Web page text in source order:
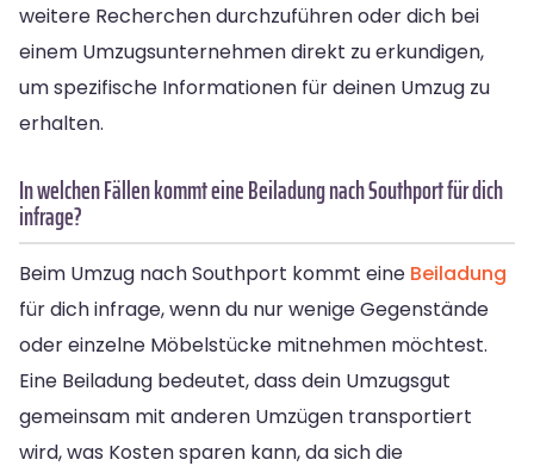
weitere Recherchen durchzuführen oder dich bei
einem Umzugsunternehmen direkt zu erkundigen,
um spezifische Informationen für deinen Umzug zu
erhalten.
In welchen Fällen kommt eine Beiladung nach Southport für dich
infrage?
Beim Umzug nach Southport kommt eine Beiladung
für dich infrage, wenn du nur wenige Gegenstände
oder einzelne Möbelstücke mitnehmen möchtest.
Eine Beiladung bedeutet, dass dein Umzugsgut
gemeinsam mit anderen Umzügen transportiert
wird, was Kosten sparen kann, da sich die